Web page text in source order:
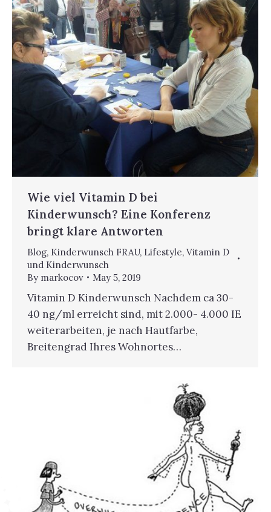
Wie viel Vitamin D bei
Kinderwunsch? Eine Konferenz
bringt klare Antworten
Blog, Kinderwunsch FRAU, Lifestyle, Vitamin D
und Kinderwunsch
By markocov May 5, 2019
Vitamin D Kinderwunsch Nachdem ca 30-
40 ng/ml erreicht sind, mit 2.000- 4.000 IE
weiterarbeiten, je nach Hautfarbe,
Breitengrad Ihres Wohnortes…